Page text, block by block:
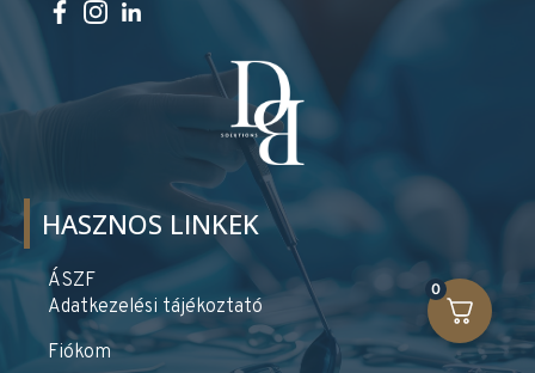
HASZNOS LINKEK
ÁSZF
Adatkezelési tájékoztató
Fiókom
0